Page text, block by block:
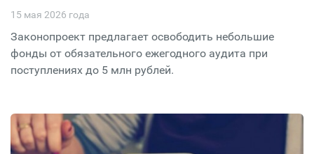
15 мая 2026 года
Законопроект предлагает освободить небольшие
фонды от обязательного ежегодного аудита при
поступлениях до 5 млн рублей.